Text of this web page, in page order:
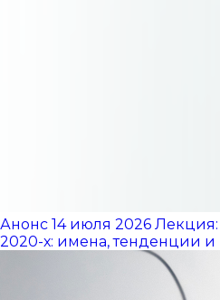
Анонс 14 июля 2026 Лекция:
2020-х: имена, тенденции и